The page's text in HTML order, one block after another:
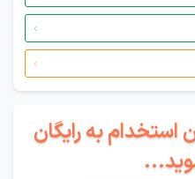
استخدام به رایگان